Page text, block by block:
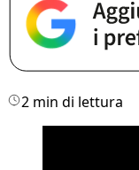
2 min di lettura